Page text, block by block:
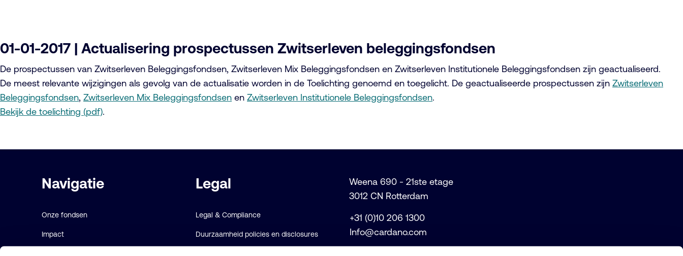
01-01-2017 | Actualisering prospectussen Zwitserleven beleggingsfondsen
De prospectussen van Zwitserleven Beleggingsfondsen, Zwitserleven Mix Beleggingsfondsen en Zwitserleven Institutionele Beleggingsfondsen zijn geactualiseerd.
De meest relevante wijzigingen als gevolg van de actualisatie worden in de Toelichting genoemd en toegelicht. De geactualiseerde prospectussen zijn Zwitserleven
Beleggingsfondsen, Zwitserleven Mix Beleggingsfondsen en Zwitserleven Institutionele Beleggingsfondsen.
Bekijk de toelichting (pdf).
links
Navigatie
Onze fondsen
Impact
Legal
Legal & Compliance
Duurzaamheid policies en disclosures
Weena 690 - 21ste etage
3012 CN Rotterdam
+31 (0)10 206 1300
Info@cardano.com